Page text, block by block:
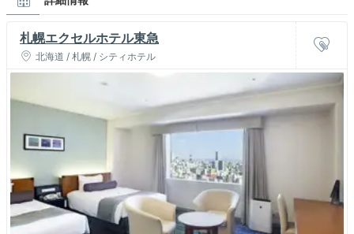
札幌エクセルホテル東急
北海道 / 札幌 / シティホテル